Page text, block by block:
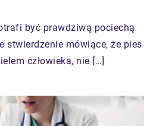
być prawdziwą pociechą
stwierdzenie mówiące, że pies
człowieka, nie […]